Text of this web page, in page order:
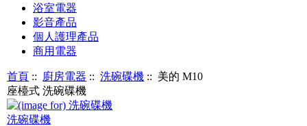
浴室電器
影音產品
個人護理產品
商用電器
首頁 :: 廚房電器 ::洗碗碟機 :: 美的 M10
座檯式 洗碗碟機
洗碗碟機